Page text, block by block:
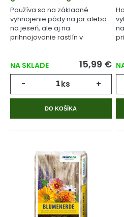
Používa sa na základné
vyhnojenie pôdy na jar alebo
na jeseň, ale aj na
prihnojovanie rastlín v
NA SKLADE 15,99 €
- ks +
DO KOŠÍKA